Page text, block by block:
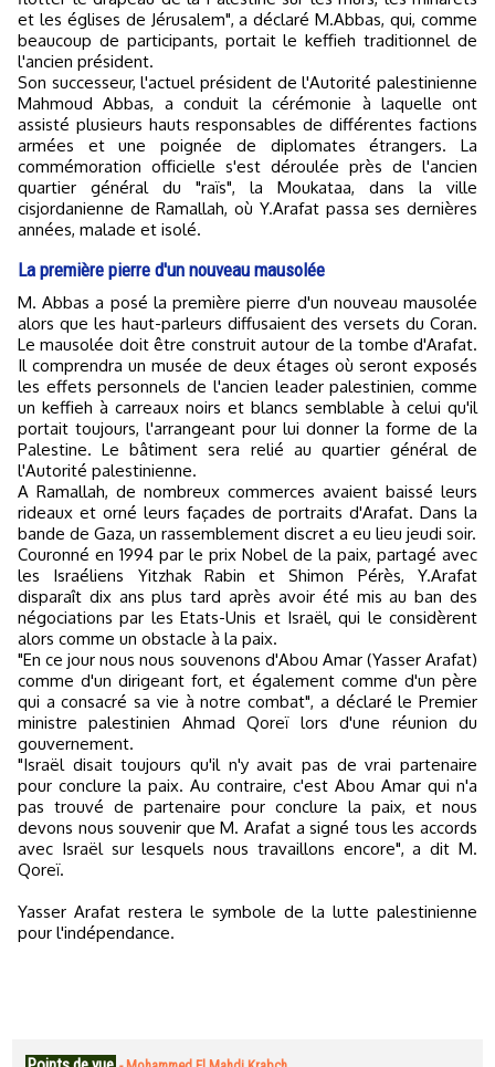
et les églises de Jérusalem", a déclaré M.Abbas, qui, comme
beaucoup de participants, portait le keffieh traditionnel de
l'ancien président.
Son successeur, l'actuel président de l'Autorité palestinienne
Mahmoud Abbas, a conduit la cérémonie à laquelle ont
assisté plusieurs hauts responsables de différentes factions
armées et une poignée de diplomates étrangers. La
commémoration officielle s'est déroulée près de l'ancien
quartier général du "raïs", la Moukataa, dans la ville
cisjordanienne de Ramallah, où Y.Arafat passa ses dernières
années, malade et isolé.
La première pierre d'un nouveau mausolée
M. Abbas a posé la première pierre d'un nouveau mausolée
alors que les haut-parleurs diffusaient des versets du Coran.
Le mausolée doit être construit autour de la tombe d'Arafat.
Il comprendra un musée de deux étages où seront exposés
les effets personnels de l'ancien leader palestinien, comme
un keffieh à carreaux noirs et blancs semblable à celui qu'il
portait toujours, l'arrangeant pour lui donner la forme de la
Palestine. Le bâtiment sera relié au quartier général de
l'Autorité palestinienne.
A Ramallah, de nombreux commerces avaient baissé leurs
rideaux et orné leurs façades de portraits d'Arafat. Dans la
bande de Gaza, un rassemblement discret a eu lieu jeudi soir.
Couronné en 1994 par le prix Nobel de la paix, partagé avec
les Israéliens Yitzhak Rabin et Shimon Pérès, Y.Arafat
disparaît dix ans plus tard après avoir été mis au ban des
négociations par les Etats-Unis et Israël, qui le considèrent
alors comme un obstacle à la paix.
"En ce jour nous nous souvenons d'Abou Amar (Yasser Arafat)
comme d'un dirigeant fort, et également comme d'un père
qui a consacré sa vie à notre combat", a déclaré le Premier
ministre palestinien Ahmad Qoreï lors d'une réunion du
gouvernement.
"Israël disait toujours qu'il n'y avait pas de vrai partenaire
pour conclure la paix. Au contraire, c'est Abou Amar qui n'a
pas trouvé de partenaire pour conclure la paix, et nous
devons nous souvenir que M. Arafat a signé tous les accords
avec Israël sur lesquels nous travaillons encore", a dit M.
Qoreï.
Yasser Arafat restera le symbole de la lutte palestinienne
pour l'indépendance.